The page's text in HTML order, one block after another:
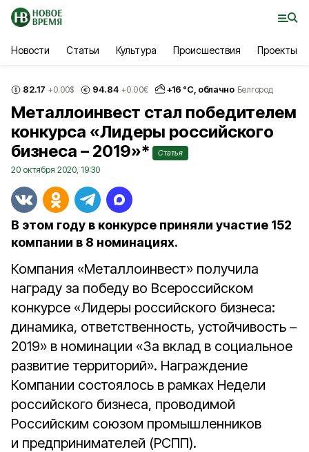
Новости Статьи Культура Происшествия Проекты
82.17 +0.00$ 94.84 +0.00€ +16 °С, облачно Белгород
Металлоинвест стал победителем
конкурса «Лидеры российского
бизнеса – 2019»*
Статья
20 октября 2020, 19:30
В этом году в конкурсе приняли участие 152
компании в 8 номинациях.
Компания «Металлоинвест» получила
награду за победу во Всероссийском
конкурсе «Лидеры российского бизнеса:
динамика, ответственность, устойчивость –
2019» в номинации «За вклад в социальное
развитие территорий». Награждение
Компании состоялось в рамках Недели
российского бизнеса, проводимой
Российским союзом промышленников
и предпринимателей (РСПП).